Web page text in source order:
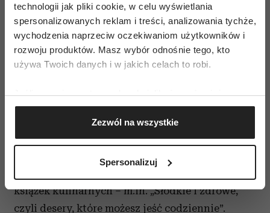
technologii jak pliki cookie, w celu wyświetlania
spersonalizowanych reklam i treści, analizowania tychże,
wychodzenia naprzeciw oczekiwaniom użytkowników i
rozwoju produktów. Masz wybór odnośnie tego, kto
używa Twoich danych i w jakich celach to robi.
Jeśli wyrazisz na to zgodę, chcielibyśmy również:
Gromadzić dane dotyczące Twojej lokalizacji
geograficznej z dokładnością nawet do kilku metrów
Identyfikować Twoje urządzenie, aktywnie
(fingerprinting, czyli wirtualny odcisk palca)
dane są przetwarzane oraz ustaw własne preferencje w
Zezwól na wszystkie
Spersonalizuj
Monika Mrozowskaaktorka, propagatorka
zdrowego odżywiana. Od wielu lat proponuje
zdrowe i smaczne potrawy widzom programu
książek kulinarnych – m.in. „Słodkie i zdrowe,
czyli desery, które możesz jeść codziennie”.